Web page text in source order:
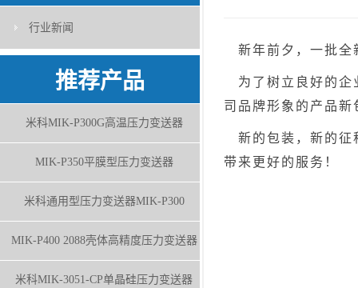
行业新闻
推荐产品
米科MIK-P300G高温压力变送器
MIK-P350平膜型压力变送器
米科通用型压力变送器MIK-P300
MIK-P400 2088壳体高精度压力变送器
米科MIK-3051-CP单晶硅压力变送器
新年前夕，一批全
为了树立良好的企
司品牌形象的产品新
新的包装，新的征
带来更好的服务！